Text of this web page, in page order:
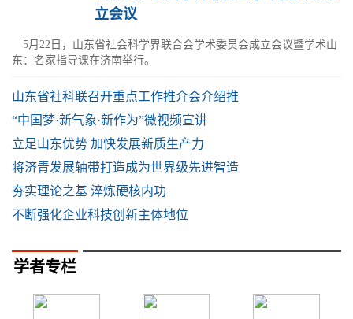
立会议
5月22日，山东省社会科学界联合会学术委员会成立会议暨学术山
东：名家指导课在济南举行。
山东省社科联召开重点工作推介会介绍推
“中国梦·新气象·新作为”微视频宣讲
立足山东优势 加快发展新质生产力
将济青发展轴带打造成为世界级先进智造
夯实理论之基 淬炼硬核内功
不断强化企业科技创新主体地位
学者专栏